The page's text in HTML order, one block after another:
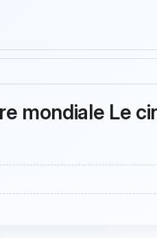
mondiale Le